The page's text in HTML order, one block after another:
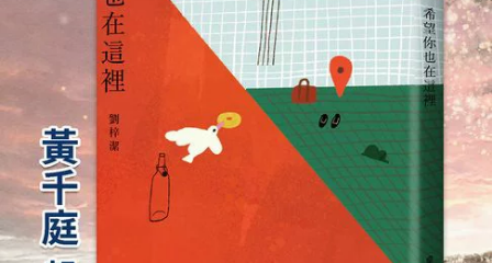
化妝保養 情趣用品
日本購物 電子/紙本書